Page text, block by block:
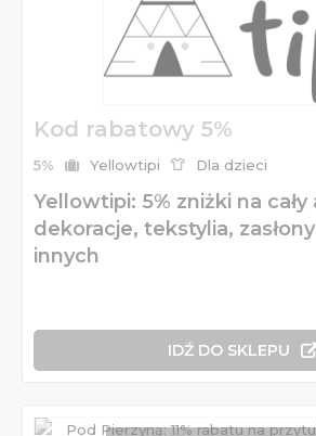
Kod rabatowy 5%
5% Yellowtipi Dla dzieci
Yellowtipi: 5% zniżki na
dekoracje, tekstylia,
innych
IDŹ DO SKLEPU